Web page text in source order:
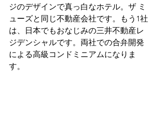
ジのデザインで真っ白なホテル。ザ ミ
ューズと同じ不動産会社です。もう1社
は、日本でもおなじみの三井不動産レ
ジデンシャルです。両社での合弁開発
による高級コンドミニアムになりま
す。